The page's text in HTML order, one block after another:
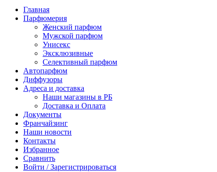
Главная
Парфюмерия
Женский парфюм
Мужской парфюм
Унисекс
Эксклюзивные
Селективный парфюм
Автопарфюм
Диффузоры
Адреса и доставка
Наши магазины в РБ
Доставка и Оплата
Документы
Франчайзинг
Наши новости
Контакты
Избранное
Сравнить
Войти / Зарегистрироваться